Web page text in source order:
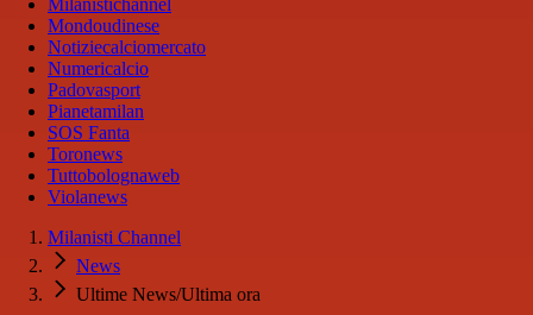
Milanistichannel
Mondoudinese
Notiziecalciomercato
Numericalcio
Padovasport
Pianetamilan
SOS Fanta
Toronews
Tuttobolognaweb
Violanews
Milanisti Channel
News
Ultime News/Ultima ora